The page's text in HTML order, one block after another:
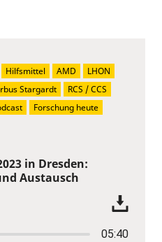
in Dresden:
Austausch
05:40
Hilfsmittel AMD
LHON
Stargardt
RCS / CCS
Forschung heute